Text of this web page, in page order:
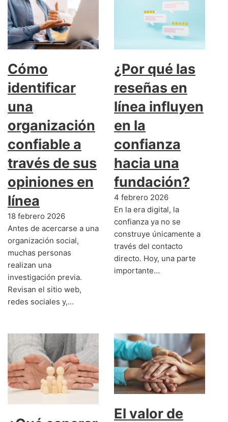
Cómo
identificar
una
organización
confiable a
través de sus
opiniones en
línea
18 febrero 2026
Antes de acercarse a una
organización social,
muchas personas
realizan una
investigación previa.
Revisan el sitio web,
redes sociales y,…
¿Por qué las
reseñas en
línea influyen
en la
confianza
hacia una
fundación?
4 febrero 2026
En la era digital, la
confianza ya no se
construye únicamente a
través del contacto
directo. Hoy, una parte
importante…
El valor de